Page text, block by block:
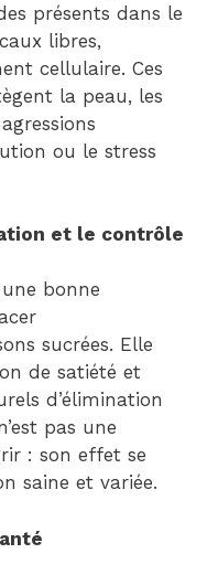
présents dans le
libres,
cellulaire. Ces
la peau, les
ou le stress
et le contrôle
bonne
sucrées. Elle
de satiété et
d’élimination
pas une
: son effet se
saine et variée.